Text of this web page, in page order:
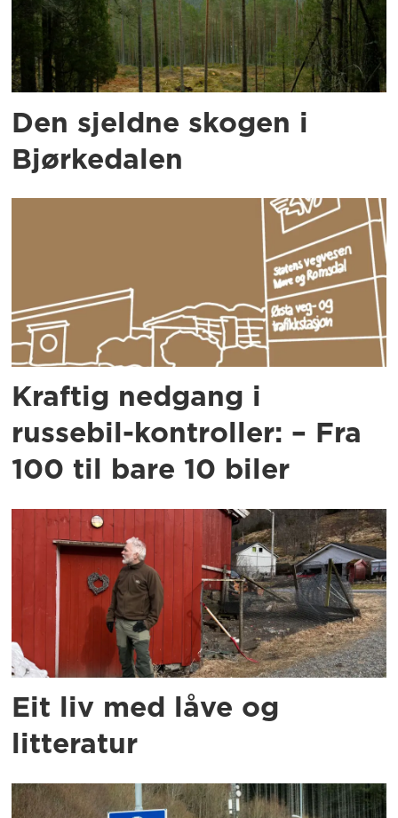
Den sjeldne skogen i
Bjørkedalen
Kraftig nedgang i
russebil-kontroller: – Fra
100 til bare 10 biler
Eit liv med låve og
litteratur